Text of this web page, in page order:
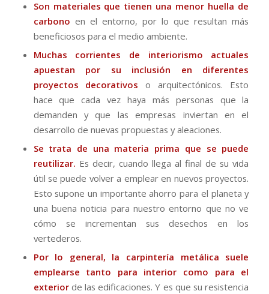
Son materiales que tienen una menor huella de
carbono en el entorno, por lo que resultan más
beneficiosos para el medio ambiente.
Muchas corrientes de interiorismo actuales
apuestan por su inclusión en diferentes
proyectos decorativos o arquitectónicos. Esto
hace que cada vez haya más personas que la
demanden y que las empresas inviertan en el
desarrollo de nuevas propuestas y aleaciones.
Se trata de una materia prima que se puede
reutilizar. Es decir, cuando llega al final de su vida
útil se puede volver a emplear en nuevos proyectos.
Esto supone un importante ahorro para el planeta y
una buena noticia para nuestro entorno que no ve
cómo se incrementan sus desechos en los
vertederos.
Por lo general, la carpintería metálica suele
emplearse tanto para interior como para el
exteriorde las edificaciones. Y es que su resistencia